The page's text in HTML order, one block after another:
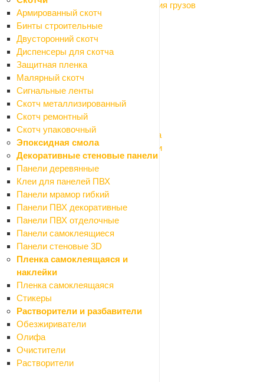
Армированный скотч
Бинты строительные
Двусторонний скотч
Диспенсеры для скотча
Защитная пленка
Малярный скотч
Сигнальные ленты
Скотч металлизированный
Скотч ремонтный
Скотч упаковочный
Эпоксидная смола
Декоративные стеновые панели
Панели деревянные
Клеи для панелей ПВХ
Панели мрамор гибкий
Панели ПВХ декоративные
Панели ПВХ отделочные
Панели самоклеящиеся
Панели стеновые 3D
Пленка самоклеящаяся и
наклейки
Пленка самоклеящаяся
Стикеры
Растворители и разбавители
Обезжириватели
Олифа
Очистители
Растворители
Оборудование для подъёма и крепления грузов
Системы хранения
Тачки и тележки
Лестницы
Паяльное оборудование
Инструмент ручной
Назад
Инструмент ручной
Емкости строительные
Инструмент малярно-штукатурный
Инструмент для резки кафеля и стекла
Инструмент для шлифования и заточки
Ключи гаечные, головки торцевые
Ломы, гвоздодеры, монтировки, кирки
Напильники, надфили
Ножи и лезвия
Ножницы бытовые
Ножницы по металлу
Отвертки
Пистолеты для пены и герметиков
Шарнирно-губцевый инструмент
Резьбонарезной инструмент
Столярный инструмент
Зажимный инструмент
Такелаж
Измерительный инструмент
Назад
Измерительный инструмент
Измерительный инструмент